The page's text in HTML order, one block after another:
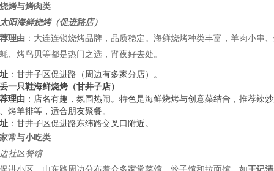
烤与烤肉类
阳海鲜烧烤（促进路店）
理由 ：大连连锁烧烤品牌，品质稳定。海鲜烧烤种类丰富，羊肉小串
、烤鸟贝等都是热门之选，宵夜好去处。
：甘井子区促进路（周边有多家分店）。
一只鞋海鲜烧烤（甘井子店）
理由 ：店名有趣，氛围热闹。特色是海鲜烧烤与创意菜结合，推荐辣
烤羊排等，适合朋友聚餐。
：甘井子区促进路东纬路交叉口附近。
常与小吃类
社区餐馆
进小区、山东路周边分布着众多家常菜馆、饺子馆和拉面馆，如王记